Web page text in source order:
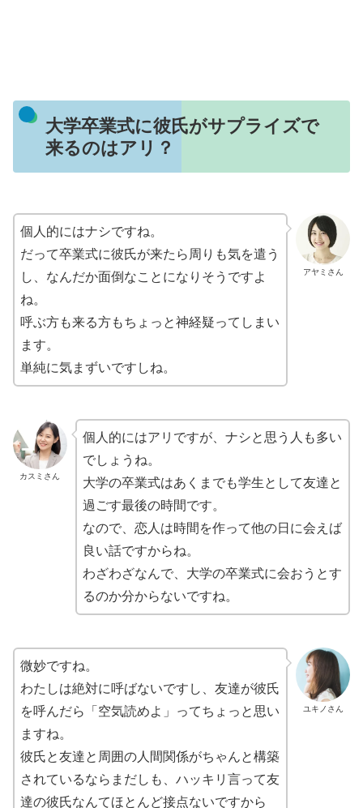
大学卒業式に彼氏がサプライズで
来るのはアリ？
アヤミさん
個人的にはナシですね。
だって卒業式に彼氏が来たら周りも気を遣う
し、なんだか面倒なことになりそうですよ
ね。
呼ぶ方も来る方もちょっと神経疑ってしまい
ます。
単純に気まずいですしね。
カスミさん
個人的にはアリですが、ナシと思う人も多い
でしょうね。
大学の卒業式はあくまでも学生として友達と
過ごす最後の時間です。
なので、恋人は時間を作って他の日に会えば
良い話ですからね。
わざわざなんで、大学の卒業式に会おうとす
るのか分からないですね。
ユキノさん
微妙ですね。
わたしは絶対に呼ばないですし、友達が彼氏
を呼んだら「空気読めよ」ってちょっと思い
ますね。
彼氏と友達と周囲の人間関係がちゃんと構築
されているならまだしも、ハッキリ言って友
達の彼氏なんてほとんど接点ないですから